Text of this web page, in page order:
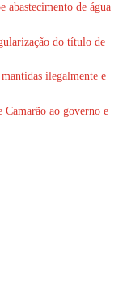
abastecimento de água
do título de
ilegalmente e
ao governo e